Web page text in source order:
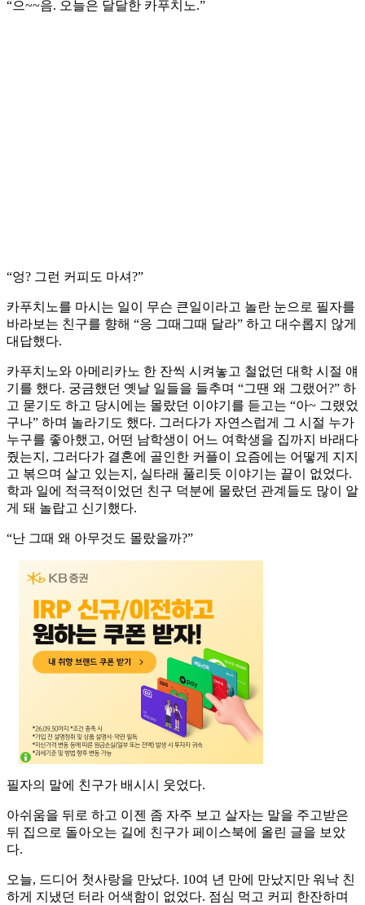
“으~~음. 오늘은 달달한 카푸치노.”
“엉? 그런 커피도 마셔?”
카푸치노를 마시는 일이 무슨 큰일이라고 놀란 눈으로 필자를
바라보는 친구를 향해 “응 그때그때 달라” 하고 대수롭지 않게
대답했다.
카푸치노와 아메리카노 한 잔씩 시켜놓고 철없던 대학 시절 얘
기를 했다. 궁금했던 옛날 일들을 들추며 “그땐 왜 그랬어?” 하
고 묻기도 하고 당시에는 몰랐던 이야기를 듣고는 “아~ 그랬었
구나” 하며 놀라기도 했다. 그러다가 자연스럽게 그 시절 누가
누구를 좋아했고, 어떤 남학생이 어느 여학생을 집까지 바래다
줬는지, 그러다가 결혼에 골인한 커플이 요즘에는 어떻게 지지
고 볶으며 살고 있는지, 실타래 풀리듯 이야기는 끝이 없었다.
학과 일에 적극적이었던 친구 덕분에 몰랐던 관계들도 많이 알
게 돼 놀랍고 신기했다.
“난 그때 왜 아무것도 몰랐을까?”
필자의 말에 친구가 배시시 웃었다.
아쉬움을 뒤로 하고 이젠 좀 자주 보고 살자는 말을 주고받은
뒤 집으로 돌아오는 길에 친구가 페이스북에 올린 글을 보았
다.
오늘, 드디어 첫사랑을 만났다. 10여 년 만에 만났지만 워낙 친
하게 지냈던 터라 어색함이 없었다. 점심 먹고 커피 한잔하며